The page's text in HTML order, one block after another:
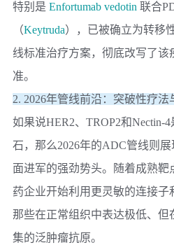
特别是 Enfortumab vedotin 联合
（Keytruda），已被确立为转移
线标准治疗方案，彻底改写了该
准。
2. 2026年管线前沿：突破性疗
如果说HER2、TROP2和Nectin-
石，那么2026年的ADC管线则
面进军的强劲势头。随着成熟靶
药企业开始利用更灵敏的连接
那些在正常组织中表达极低、但
集的泛肿瘤抗原。